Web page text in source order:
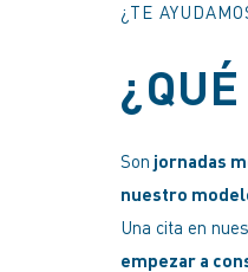
¿TE
Son jornadas
nuestro
Una cita en
empezar a